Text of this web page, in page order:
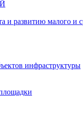
развитию малого и
инфраструктуры